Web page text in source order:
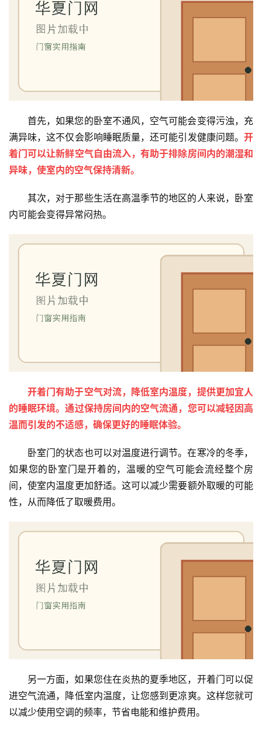
首先，如果您的卧室不通风，空气可能会变得污浊，充
满异味，这不仅会影响睡眠质量，还可能引发健康问题。 开
着门可以让新鲜空气自由流入，有助于排除房间内的潮湿和
异味，使室内的空气保持清新。
其次，对于那些生活在高温季节的地区的人来说，卧室
内可能会变得异常闷热。
开着门有助于空气对流，降低室内温度，提供更加宜人
的睡眠环境。通过保持房间内的空气流通，您可以减轻因高
温而引发的不适感，确保更好的睡眠体验。
卧室门的状态也可以对温度进行调节。在寒冷的冬季，
如果您的卧室门是开着的，温暖的空气可能会流经整个房
间，使室内温度更加舒适。这可以减少需要额外取暖的可能
性，从而降低了取暖费用。
另一方面，如果您住在炎热的夏季地区，开着门可以促
进空气流通，降低室内温度，让您感到更凉爽。这样您就可
以减少使用空调的频率，节省电能和维护费用。